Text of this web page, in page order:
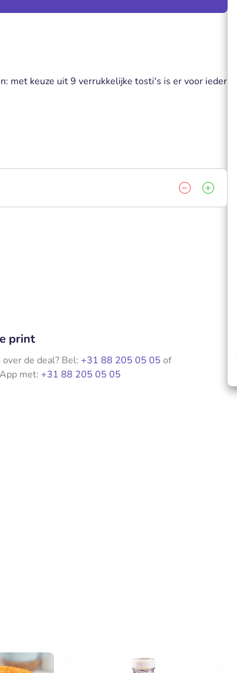
met keuze uit 9 verrukkelijke tosti's is er voor ieder
print
over de deal? Bel: +31 88 205 05 05 of
met: +31 88 205 05 05